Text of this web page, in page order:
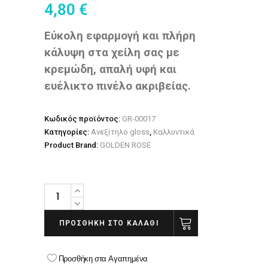
4,80 €
Εύκολη εφαρμογή και πλήρη
κάλυψη στα χείλη σας με
κρεμώδη, απαλή υφή και
ευέλικτο πινέλο ακριβείας.
Κωδικός προϊόντος: GR-00017
Κατηγορίες: Ανεξίτηλο gloss, Καλλυντικά
Product Brand: GOLDEN ROSE
GOLDEN
Longstay
Liquid
Matte
ΠΡΟΣΘΉΚΗ ΣΤΟ ΚΑΛΆΘΙ
Προσθήκη στα Αγαπημένα